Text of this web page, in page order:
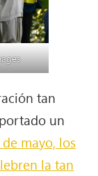
tan
un
mayo, los
la tan